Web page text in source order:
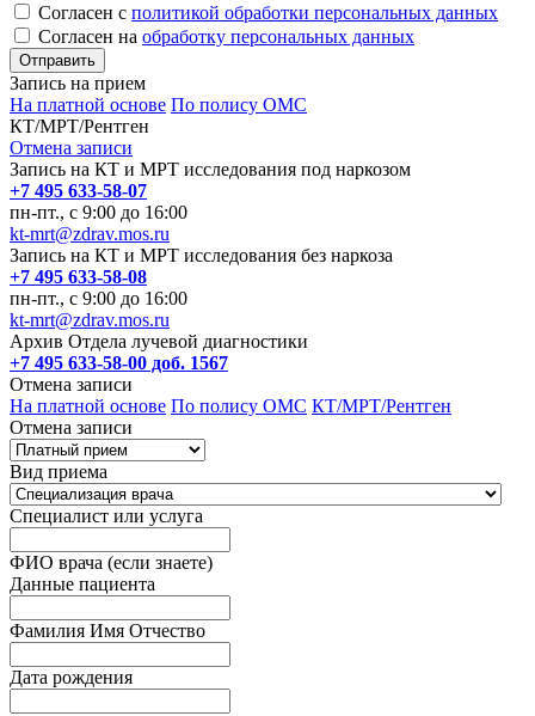
Согласен с политикой обработки персональных данных
Согласен на обработку персональных данных
Запись на прием
На платной основе По полису ОМС
КТ/МРТ/Рентген
Отмена записи
Запись на КТ и МРТ исследования под наркозом
+7 495 633-58-07
пн-пт., с 9:00 до 16:00
kt-mrt@zdrav.mos.ru
Запись на КТ и МРТ исследования без наркоза
+7 495 633-58-08
пн-пт., с 9:00 до 16:00
kt-mrt@zdrav.mos.ru
Архив Отдела лучевой диагностики
+7 495 633-58-00 доб. 1567
Отмена записи
На платной основе По полису ОМС КТ/МРТ/Рентген
Отмена записи
Вид приема
Специалист или услуга
ФИО врача (если знаете)
Данные пациента
Фамилия Имя Отчество
Дата рождения